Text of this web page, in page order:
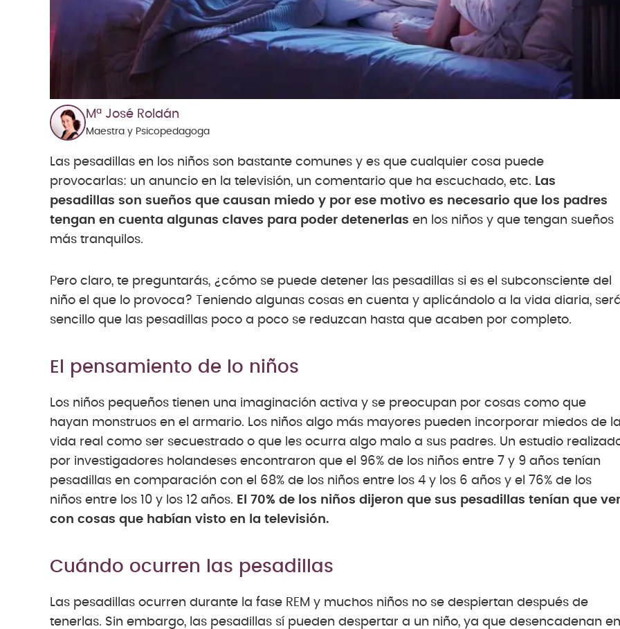
Mª José Roldán
Maestra y Psicopedagoga
Las pesadillas en los niños son bastante comunes y es que cualquier cosa puede
provocarlas: un anuncio en la televisión, un comentario que ha escuchado, etc. Las
pesadillas son sueños que causan miedo y por ese motivo es necesario que los padres
tengan en cuenta algunas claves para poder detenerlas en los niños y que tengan sueños
más tranquilos.
Pero claro, te preguntarás, ¿cómo se puede detener las pesadillas si es el subconsciente del
niño el que lo provoca? Teniendo algunas cosas en cuenta y aplicándolo a la vida diaria,
sencillo que las pesadillas poco a poco se reduzcan hasta que acaben por completo.
El pensamiento de lo niños
Los niños pequeños tienen una imaginación activa y se preocupan por cosas como que
hayan monstruos en el armario. Los niños algo más mayores pueden incorporar miedos de la
vida real como ser secuestrado o que les ocurra algo malo a sus padres. Un estudio
por investigadores holandeses encontraron que el 96% de los niños entre 7 y 9 años tenían
pesadillas en comparación con el 68% de los niños entre los 4 y los 6 años y el 76% de los
niños entre los 10 y los 12 años. El 70% de los niños dijeron que sus pesadillas tenían que ver
con cosas que habían visto en la televisión.
Cuándo ocurren las pesadillas
Las pesadillas ocurren durante la fase REM y muchos niños no se despiertan después de
tenerlas. Sin embargo, las pesadillas sí pueden despertar a un niño, ya que desencadenan en